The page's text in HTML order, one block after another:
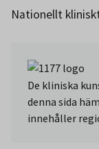
Nationellt
De kliniska
denna sida
innehåller